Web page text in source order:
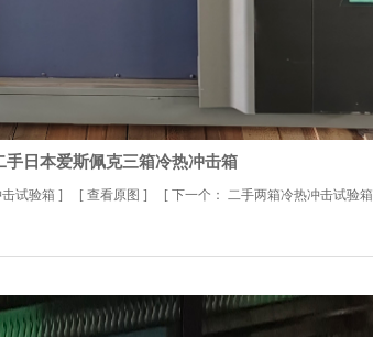
手日本爱斯佩克三箱冷热冲击箱
试验箱 ] [ 查看原图 ] [ 下一个： 二手两箱冷热冲击试验箱